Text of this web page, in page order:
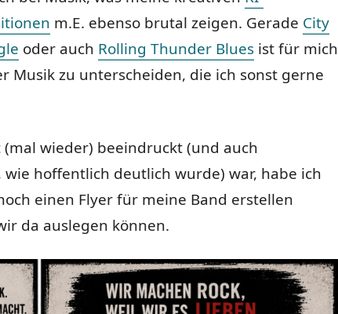
m.E. ebenso brutal zeigen. Gerade City
oder auch Rolling Thunder Bluesist für mich
Musik zu unterscheiden, die ich sonst gerne
(mal wieder) beeindruckt (und auch
wie hoffentlich deutlich wurde) war, habe ich
einen Flyer für meine Band erstellen
da auslegen können.